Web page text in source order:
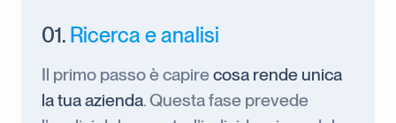
01. Ricerca e analisi
Il primo passo è capirecosa rende unica
la tua azienda. Questa fase prevede